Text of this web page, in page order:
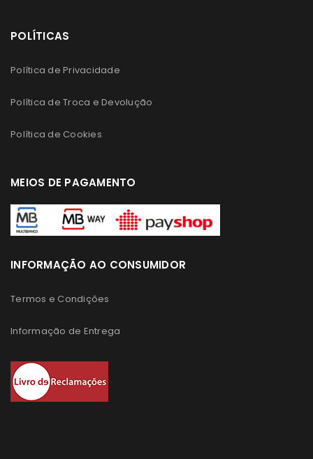
POLÍTICAS
Política de Privacidade
Política de Troca e Devolução
Política de Cookies
MEIOS DE PAGAMENTO
INFORMAÇÃO AO CONSUMIDOR
Termos e Condições
Informação de Entrega